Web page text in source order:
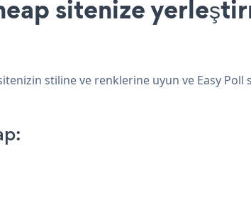
sitenize
stiline ve renklerine uyun ve Easy Poll